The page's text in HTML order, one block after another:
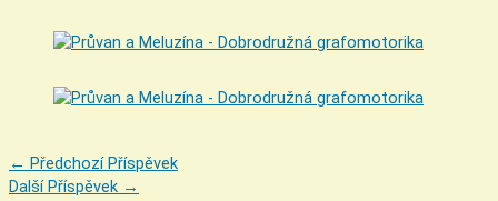
← Předchozí Příspěvek
Další Příspěvek →